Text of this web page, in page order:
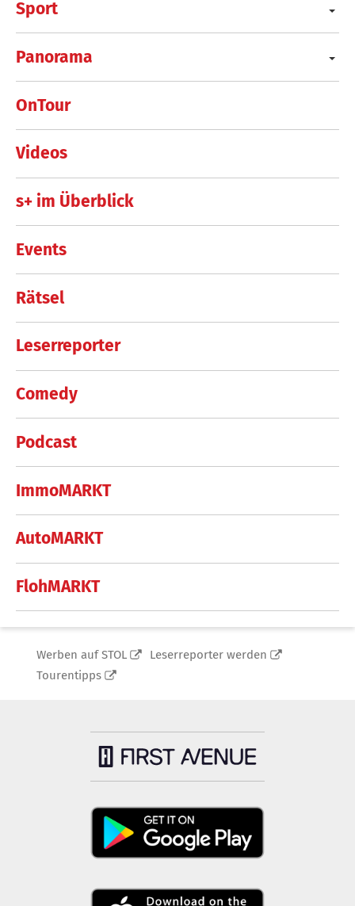
Sport
Panorama
OnTour
Videos
s+ im Überblick
Events
Rätsel
Leserreporter
Comedy
Podcast
ImmoMARKT
AutoMARKT
FlohMARKT
Werben auf STOL
Leserreporter werden
Tourentipps